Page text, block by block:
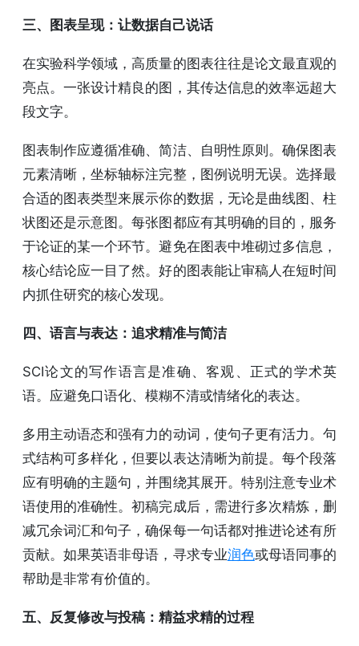
三、图表呈现：让数据自己说话
在实验科学领域，高质量的图表往往是论文最直观的
亮点。一张设计精良的图，其传达信息的效率远超大
段文字。
图表制作应遵循准确、简洁、自明性原则。确保图表
元素清晰，坐标轴标注完整，图例说明无误。选择最
合适的图表类型来展示你的数据，无论是曲线图、柱
状图还是示意图。每张图都应有其明确的目的，服务
于论证的某一个环节。避免在图表中堆砌过多信息，
核心结论应一目了然。好的图表能让审稿人在短时间
内抓住研究的核心发现。
四、语言与表达：追求精准与简洁
SCI论文的写作语言是准确、客观、正式的学术英
语。应避免口语化、模糊不清或情绪化的表达。
多用主动语态和强有力的动词，使句子更有活力。句
式结构可多样化，但要以表达清晰为前提。每个段落
应有明确的主题句，并围绕其展开。特别注意专业术
语使用的准确性。初稿完成后，需进行多次精炼，删
减冗余词汇和句子，确保每一句话都对推进论述有所
贡献。如果英语非母语，寻求专业润色或母语同事的
帮助是非常有价值的。
五、反复修改与投稿：精益求精的过程